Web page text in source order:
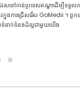
ពីខ្ញុំបានឆ្លងកាត់ GoMedii ជាមួយនឹ
ានទាក់ទងពួកគេ។